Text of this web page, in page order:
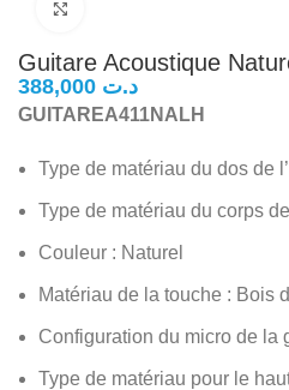
Guitare Acoustique
د.ت
GUITAREA411NALH
Type de matériau du dos de
Type de matériau du corps
Couleur ‎: Naturel
Matériau de la touche : ‎Bois
Configuration du micro de la
Type de matériau pour le